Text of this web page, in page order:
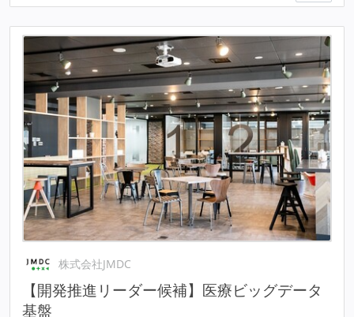
株式会社JMDC
【開発推進リーダー候補】医療ビッグデータ
基盤